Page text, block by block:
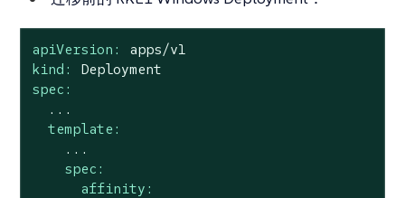
apiVersion:
apps/v1
kind:
Deployment
spec:
...
template:
...
spec:
affinity: